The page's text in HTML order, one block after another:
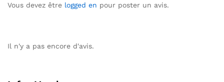
Vous devez être logged en pour poster un avis.
Il n'y a pas encore d'avis.